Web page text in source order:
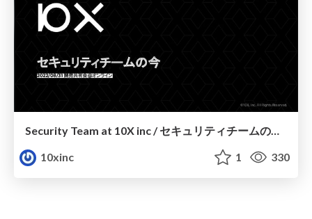
Security Team at 10X inc / セキュリティチームの今@開発共有会
10xinc
1 330